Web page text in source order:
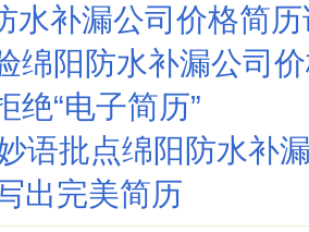
水补漏公司价格简
绵阳防水补漏公司
绝“电子简历”
语批点绵阳防水补
出完美简历